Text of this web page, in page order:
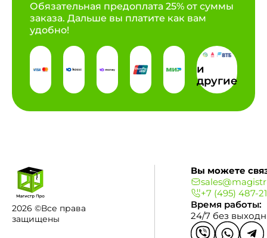
Обязательная предоплата 25% от суммы
заказа. Дальше вы платите как вам
удобно!
и
другие
2026 ©Все права
защищены
Вы можете
+7 (495) 487-
Время работы:
24/7 без